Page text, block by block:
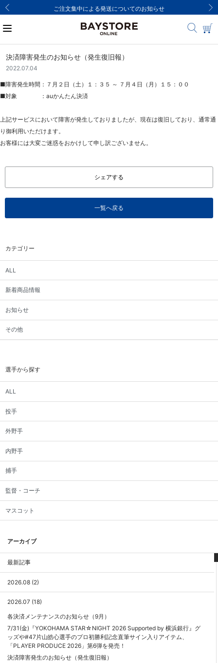
ご注文集中による発送についてのお知らせ
カテゴリー
ALL
新着商品情報
お知らせ
その他
選手から探す
ALL
投手
外野手
内野手
捕手
監督・コーチ
マスコット
アーカイブ
最新記事
2026.08 (2)
2026.07 (18)
各決済メンテナンスのお知らせ（9月）
7/31(金)『YOKOHAMA STAR☆NIGHT 2026 Supported by 横浜銀行』グ
ッズや#47片山皓心選手のプロ初勝利記念直筆サイン入りアイテム、
「PLAYER PRODUCE 2026」第6弾を発売！
決済障害発生のお知らせ（発生復旧報）
決済障害発生のお知らせ（発生復旧報）
2022.07.04
■障害発生時間：７月２日（土）１：３５ ～ ７月４日（月）１５：００
■対象 ：auかんたん決済
上記サービスにおいて障害が発生しておりましたが、現在は復旧しており、通常通
り御利用いただけます。
お客様には大変ご迷惑をおかけして申し訳ございません。
シェアする
一覧へ戻る